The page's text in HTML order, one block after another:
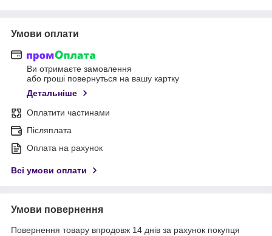
Умови оплати
Ви отримаєте замовлення
або гроші повернуться на вашу картку
Детальніше
Оплатити частинами
Післяплата
Оплата на рахунок
Всі умови оплати
Умови повернення
Повернення товару впродовж 14 днів за рахунок покупця